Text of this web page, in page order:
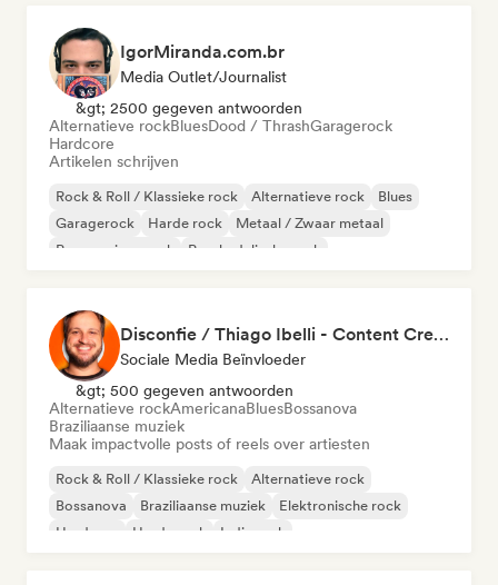
IgorMiranda.com.br
Media Outlet/Journalist
&gt; 2500 gegeven antwoorden
Alternatieve rockBluesDood / ThrashGaragerock
Hardcore
Artikelen schrijven
Rock & Roll / Klassieke rock Alternatieve rock
Blues
Garagerock
Harde rock
Metaal / Zwaar metaal
Progressieve rock
Psychedelische rock
Disconfie / Thiago Ibelli - Content Creator
Sociale Media Beïnvloeder
&gt; 500 gegeven antwoorden
Alternatieve rockAmericanaBluesBossanova
Braziliaanse muziek
Maak impactvolle posts of reels over artiesten
Rock & Roll / Klassieke rock
Alternatieve rock
Bossanova
Braziliaanse muziek
Elektronische rock
Hardcore
Harde rock Indie rock